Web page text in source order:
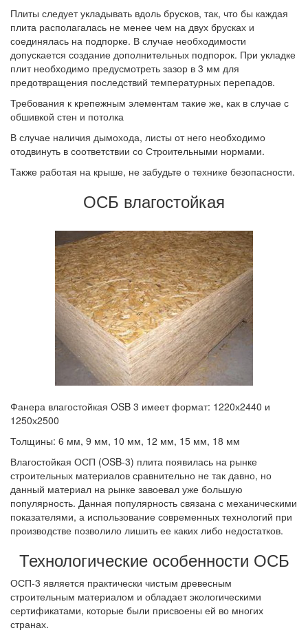
Плиты следует укладывать вдоль брусков, так, что бы каждая
плита располагалась не менее чем на двух брусках и
соединялась на подпорке. В случае необходимости
допускается создание дополнительных подпорок. При укладке
плит необходимо предусмотреть зазор в 3 мм для
предотвращения последствий температурных перепадов.
Требования к крепежным элементам такие же, как в случае с
обшивкой стен и потолка
В случае наличия дымохода, листы от него необходимо
отодвинуть в соответствии со Строительными нормами.
Также работая на крыше, не забудьте о технике безопасности.
ОСБ влагостойкая
Фанера влагостойкая OSB 3 имеет формат: 1220х2440 и
1250х2500
Толщины: 6 мм, 9 мм, 10 мм, 12 мм, 15 мм, 18 мм
Влагостойкая ОСП (OSB-3) плита появилась на рынке
строительных материалов сравнительно не так давно, но
данный материал на рынке завоевал уже большую
популярность. Данная популярность связана с механическими
показателями, а использование современных технологий при
производстве позволило лишить ее каких либо недостатков.
Технологические особенности ОСБ
ОСП-3 является практически чистым древесным
строительным материалом и обладает экологическими
сертификатами, которые были присвоены ей во многих
странах.